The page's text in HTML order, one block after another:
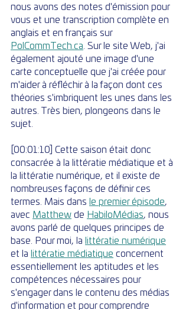
nous avons des notes d'émission pour
vous et une transcription complète en
anglais et en français sur
PolCommTech.ca . Sur le site Web, j'ai
également ajouté une image d'une
carte conceptuelle que j'ai créée pour
m'aider à réfléchir à la façon dont ces
théories s'imbriquent les unes dans les
autres. Très bien, plongeons dans le
sujet.
[00:01:10] Cette saison était donc
consacrée à la littératie médiatique et à
la littératie numérique, et il existe de
nombreuses façons de définir ces
termes. Mais dans le premier épisode,
avec Matthew de HabiloMédias, nous
avons parlé de quelques principes de
base. Pour moi, la littératie numérique
et la littératie médiatique concernent
essentiellement les aptitudes et les
compétences nécessaires pour
s'engager dans le contenu des médias
d'information et pour comprendre